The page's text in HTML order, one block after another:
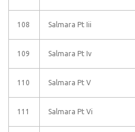
108 Salmara Pt Iii
109 Salmara Pt Iv
110 Salmara Pt V
111 Salmara Pt Vi